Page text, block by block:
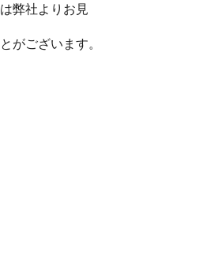
弊社よりお見
がございます。